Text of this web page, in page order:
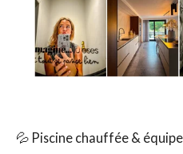
💦 Piscine chauffée &